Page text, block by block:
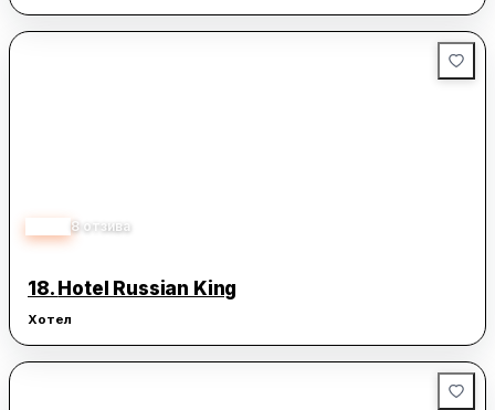
8 отзива
18. Hotel Russian King
Хотел